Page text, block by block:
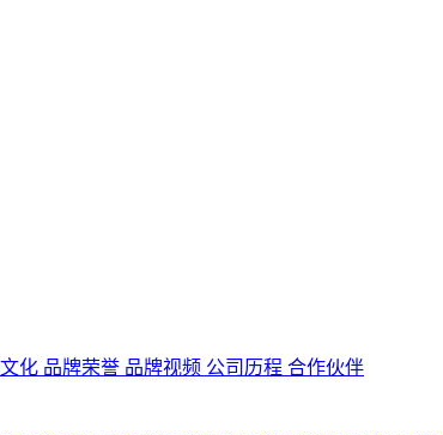
化 品牌荣誉 品牌视频 公司历程 合作伙伴